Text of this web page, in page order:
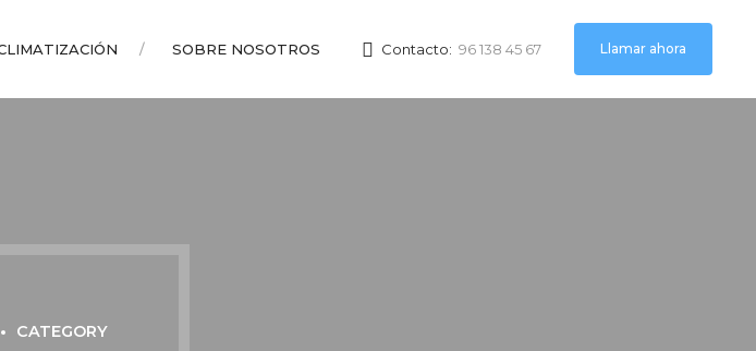
Contacto: 96 138 45 67 Llamar ahora
SOBRE NOSOTROS
CATEGORY